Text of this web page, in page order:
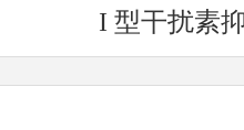
I 型干扰素